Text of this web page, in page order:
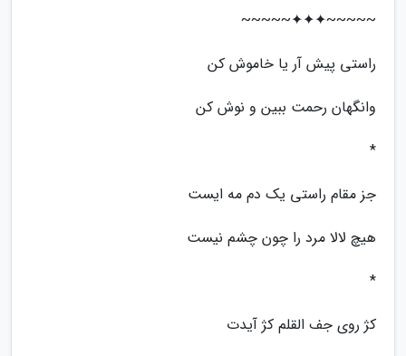
~~~~~✦✦✦~~~~~
راستی پیش آر یا خاموش کن
وانگهان رحمت ببین و نوش کن
*
جز مقام راستی یک دم مه ایست
هیچ لالا مرد را چون چشم نیست
*
کژ روی جف القلم کژ آیدت